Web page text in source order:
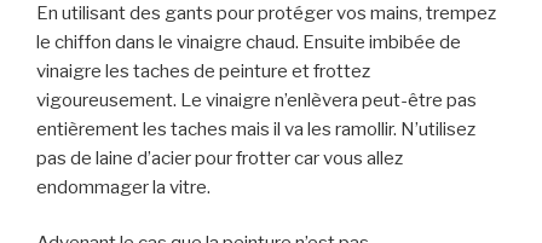
En utilisant des gants pour protéger vos mains, trempez
le chiffon dans le vinaigre chaud. Ensuite imbibée de
vinaigre les taches de peinture et frottez
vigoureusement. Le vinaigre n’enlèvera peut-être pas
entièrement les taches mais il va les ramollir. N’utilisez
pas de laine d’acier pour frotter car vous allez
endommager la vitre.